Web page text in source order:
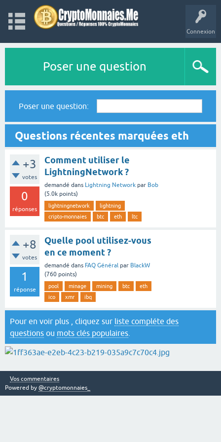
Connexion
Poser une question
Poser une question:
Questions récentes marquées eth
+3
votes
0
réponses
Comment utiliser le
LightningNetwork ?
demandé dans Lightning Network par Bob
(5.0k points)
lightningnetwork
lightning
cripto-monnaies
btc eth ltc
+8
votes
1
réponse
Quelle pool utilisez-vous
en ce moment ?
demandé dans FAQ Général par BlackW
(760 points)
pool minage mining btc
eth
ico
xmr ibq
Pour en voir plus , cliquez sur liste compléte des
questions ou mots clés populaires
Vos commentaires
Powered by @cryptomonnaies_